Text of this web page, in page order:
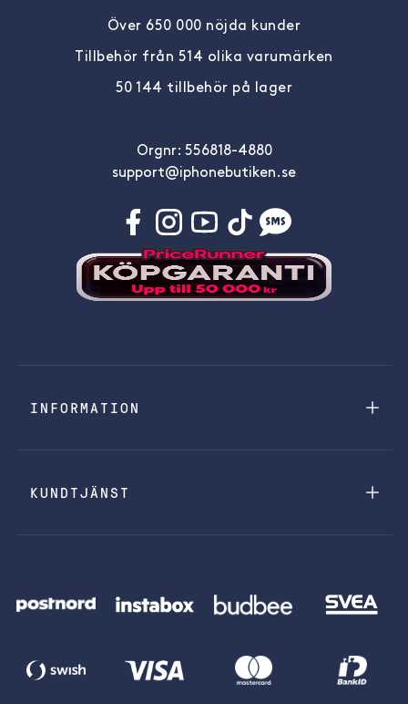
Över 650 000 nöjda kunder
Tillbehör från 514 olika varumärken
50 144 tillbehör på lager
Orgnr: 556818-4880
support@iphonebutiken.se
INFORMATION
KUNDTJÄNST